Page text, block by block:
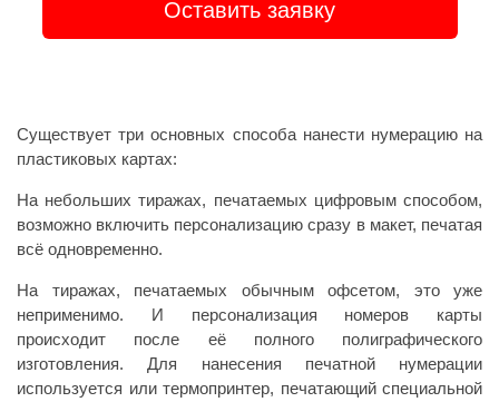
Оставить заявку
Существует три основных способа нанести нумерацию на
пластиковых картах:
На небольших тиражах, печатаемых цифровым способом,
возможно включить персонализацию сразу в макет, печатая
всё одновременно.
На тиражах, печатаемых обычным офсетом, это уже
неприменимо. И персонализация номеров карты
происходит после её полного полиграфического
изготовления. Для нанесения печатной нумерации
используется или термопринтер, печатающий специальной